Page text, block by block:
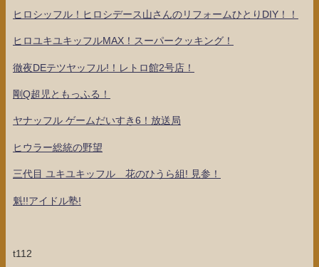
ヒロシッフル！ヒロシデース山さんのリフォームひとりDIY！！
ヒロユキユキッフルMAX！スーパークッキング！
徹夜DEテツヤッフル!！レトロ館2号店！
剛Q超児ともっふる！
ヤナッフル ゲームだいすき6！放送局
ヒウラー総統の野望
三代目 ユキユキッフル 花のひうら組! 見参！
魁!!アイドル塾!
t112